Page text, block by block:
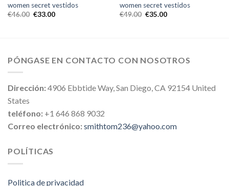
women secret vestidos
€46.00 €33.00
women secret vestidos
€49.00 €35.00
PÓNGASE EN CONTACTO CON NOSOTROS
Dirección:4906 Ebbtide Way, San Diego, CA 92154 United
States
teléfono: +1 646 868 9032
Correo electrónico:smithtom236@yahoo.com
POLÍTICAS
Politica de privacidad